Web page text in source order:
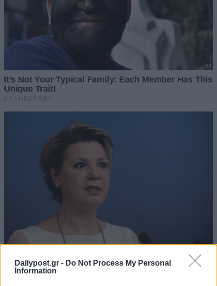
Dailypost.gr - Do Not Process My Personal
Information